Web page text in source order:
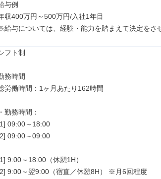
与例
収400万円～500万円/入社1年目
給与については、経験・能力を踏まえて決定をさ
フト制
務時間
労働時間：1ヶ月あたり162時間
・勤務時間：
09:00～18:00
09:00～09:00
9:00～18:00（休憩1H）
9:00～翌9:00（宿直／休憩8H） ※月6回程度